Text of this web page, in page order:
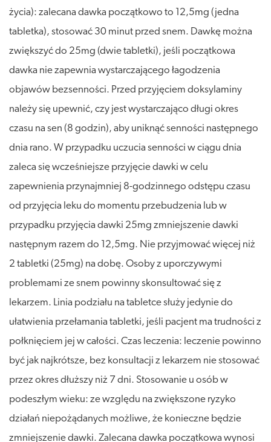
życia): zalecana dawka początkowo to 12,5mg (jedna
tabletka), stosować 30 minut przed snem. Dawkę można
zwiększyć do 25mg (dwie tabletki), jeśli początkowa
dawka nie zapewnia wystarczającego łagodzenia
objawów bezsenności. Przed przyjęciem doksylaminy
należy się upewnić, czy jest wystarczająco długi okres
czasu na sen (8 godzin), aby uniknąć senności następnego
dnia rano. W przypadku uczucia senności w ciągu dnia
zaleca się wcześniejsze przyjęcie dawki w celu
zapewnienia przynajmniej 8-godzinnego odstępu czasu
od przyjęcia leku do momentu przebudzenia lub w
przypadku przyjęcia dawki 25mg zmniejszenie dawki
następnym razem do 12,5mg. Nie przyjmować więcej niż
2 tabletki (25mg) na dobę. Osoby z uporczywymi
problemami ze snem powinny skonsultować się z
lekarzem. Linia podziału na tabletce służy jedynie do
ułatwienia przełamania tabletki, jeśli pacjent ma trudności z
połknięciem jej w całości. Czas leczenia: leczenie powinno
być jak najkrótsze, bez konsultacji z lekarzem nie stosować
przez okres dłuższy niż 7 dni. Stosowanie u osób w
podeszłym wieku: ze względu na zwiększone ryzyko
działań niepożądanych możliwe, że konieczne będzie
zmniejszenie dawki. Zalecana dawka początkowa wynosi